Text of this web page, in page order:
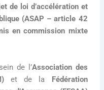
de loi d’accélération et
(ASAP – article 42
en commission mixte
de l’Association des
et de la Fédération